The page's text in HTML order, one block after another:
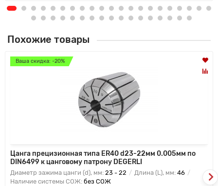
Похожие товары
Ваша скидка: -20%
Цанга прецизионная типа ER40 d23-22мм 0.005мм по
DIN6499 к цанговому патрону DEGERLI
Диаметр зажима цанги (d), мм: 23 - 22 Длина (L), мм: 46
Наличие системы СОЖ: без СОЖ